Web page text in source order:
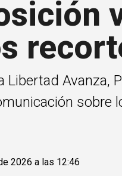
Libertad Avanza,
sobre
2026 a las 12:46